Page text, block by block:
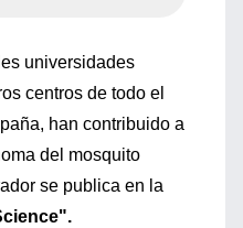
universidades
centros de todo el
han contribuido a
del mosquito
se publica en la